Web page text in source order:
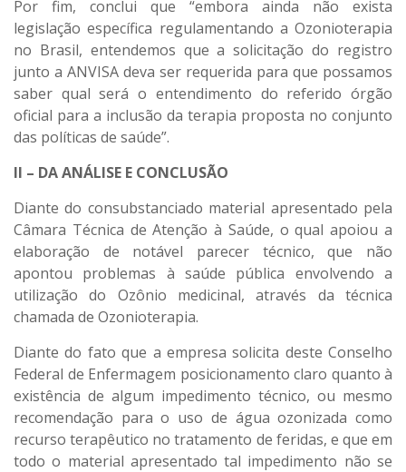
Por fim, conclui que “embora ainda não exista
legislação específica regulamentando a Ozonioterapia
no Brasil, entendemos que a solicitação do registro
junto a ANVISA deva ser requerida para que possamos
saber qual será o entendimento do referido órgão
oficial para a inclusão da terapia proposta no conjunto
das políticas de saúde”.
II – DA ANÁLISE E CONCLUSÃO
Diante do consubstanciado material apresentado pela
Câmara Técnica de Atenção à Saúde, o qual apoiou a
elaboração de notável parecer técnico, que não
apontou problemas à saúde pública envolvendo a
utilização do Ozônio medicinal, através da técnica
chamada de Ozonioterapia.
Diante do fato que a empresa solicita deste Conselho
Federal de Enfermagem posicionamento claro quanto à
existência de algum impedimento técnico, ou mesmo
recomendação para o uso de água ozonizada como
recurso terapêutico no tratamento de feridas, e que em
todo o material apresentado tal impedimento não se